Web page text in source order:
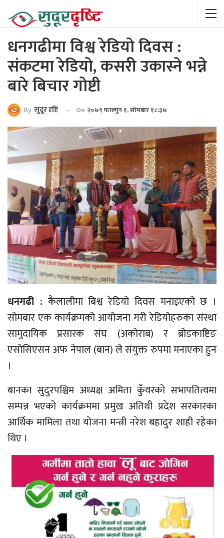
धनगढीमा विश्व रेडियो दिवस :
संकटमा रेडियो, कसरी उकास्ने भन्ने
बारे बिचार गोष्टी
By सुदूर दृष्टि On २०७९ फाल्गुन १, सोमबार १८:३७
धनगढी : कैलालीमा बिश्व रेडियो दिवस मनाइएको छ ।
सोमबार एक कार्यक्रमको आयोजना गरी रेडियोहरुका संस्था
सामुदायिक प्रसारक संघ (अकोराब) र ब्रोडकाष्टिङ
एसोसिएसन अफ नेपाल (बान) ले संयुक्त रुपमा मनाएका हुन
।
बानका सुदुरपश्चिम अध्यक्ष अमिता कुँवरको सभापतित्वमा
सम्पन्न भएको कार्यक्रममा प्रमुख अतिथी प्रदेश सरकारका
आर्थिक मामिला तथा योजना मन्त्री नरेश बहादुर शाही रहेका
थिए ।